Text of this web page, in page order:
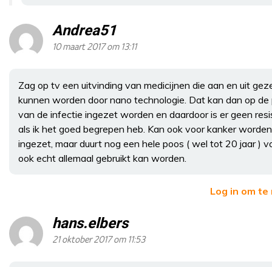
Andrea51
10 maart 2017 om 13:11
Zag op tv een uitvinding van medicijnen die aan en uit
kunnen worden door nano technologie. Dat kan dan op de
van de infectie ingezet worden en daardoor is er geen
als ik het goed begrepen heb. Kan ook voor kanker worden
ingezet, maar duurt nog een hele poos ( wel tot 20 jaar )
ook echt allemaal gebruikt kan worden.
Log in om
hans.elbers
21 oktober 2017 om 11:53